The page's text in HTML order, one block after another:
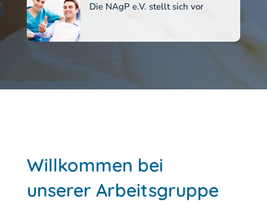
Die NAgP e.V. stellt sich vor
Willkommen bei
unserer Arbeitsgruppe